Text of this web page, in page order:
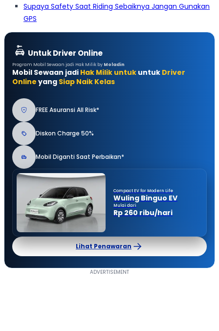
Supaya Safety Saat Riding Sebaiknya Jangan Gunakan
GPS
Untuk Driver Online
Program Mobil Sewaan jadi Hak Milik by Moladin
Mobil Sewaan jadi Hak Milik untuk untuk Driver
Online yang Siap Naik Kelas
FREE Asuransi All Risk*
Diskon Charge 50%
Mobil Diganti Saat Perbaikan*
Compact EV for Modern Life
Wuling Binguo EV
Mulai dari
Rp 260 ribu/hari
Lihat Penawaran